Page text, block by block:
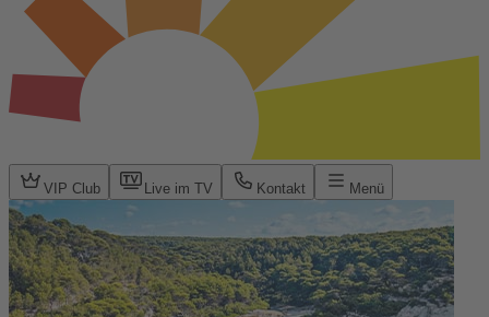
VIP Club Live im TV Kontakt Menü